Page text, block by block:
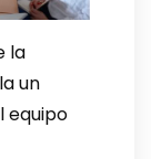
la
un
equipo